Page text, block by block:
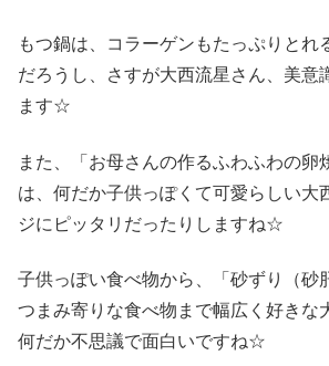
もつ鍋は、コラーゲンもたっぷりとれ
だろうし、さすが大西流星さん、美意
ます☆
また、「お母さんの作るふわふわの卵
は、何だか子供っぽくて可愛らしい大
ジにピッタリだったりしますね☆
子供っぽい食べ物から、「砂ずり（砂
つまみ寄りな食べ物まで幅広く好きな
何だか不思議で面白いですね☆